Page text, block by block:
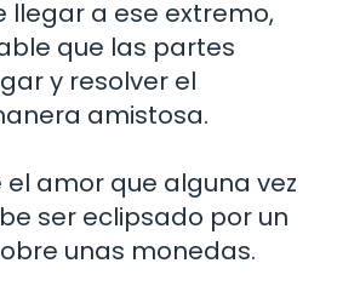
llegar a ese extremo,
que las partes
y resolver el
amistosa.
el amor que alguna vez
ser eclipsado por un
unas monedas.